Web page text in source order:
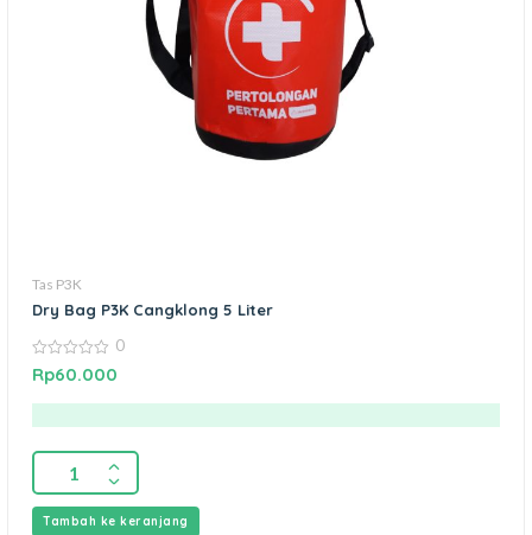
Tas P3K
Dry Bag P3K Cangklong 5 Liter
0
out
0
Rp60.000
Tambah ke keranjang